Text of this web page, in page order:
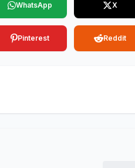
WhatsApp X
Pinterest Reddit